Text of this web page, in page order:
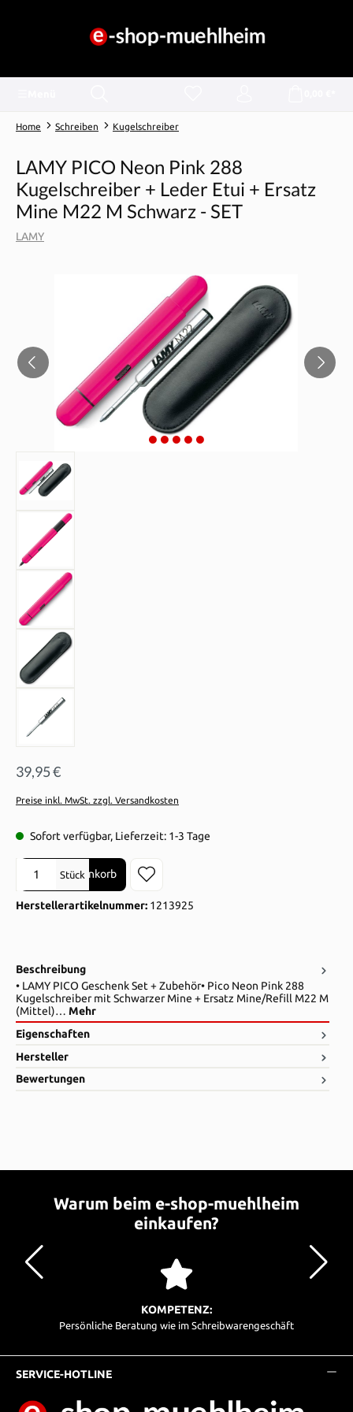
Home Schreiben Kugelschreiber
LAMY PICO Neon Pink 288
Kugelschreiber + Leder Etui + Ersatz
Mine M22 M Schwarz - SET
LAMY
39,95 €
Preise inkl. MwSt. zzgl. Versandkosten
Sofort verfügbar, Lieferzeit: 1-3 Tage
Produkt Anzahl: Gib den gewünschten Wert ein oder benutze die
Stück
In den Warenkorb
Herstellerartikelnummer: 1213925
Beschreibung
• LAMY PICO Geschenk Set + Zubehör• Pico Neon Pink 288
Kugelschreiber mit Schwarzer Mine + Ersatz Mine/Refill M22 M
(Mittel)… Mehr
Eigenschaften
Hersteller
Bewertungen
Warum beim e-shop-muehlheim
einkaufen?
KOMPETENZ:
Persönliche Beratung wie im Schreibwarengeschäft
SERVICE-HOTLINE